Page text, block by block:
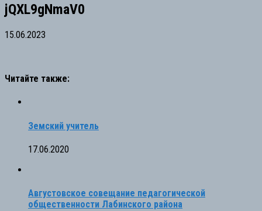
jQXL9gNmaV0
15.06.2023
Читайте также:
Земский учитель
17.06.2020
Августовское совещание педагогической
общественности Лабинского района